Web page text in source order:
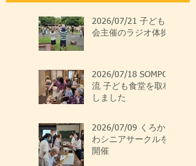
2026/07/21 子ども
会主催のラジオ体操
2026/07/18 SOMPO
流 子ども食堂を取材
しました
2026/07/09 くろか
わシニアサークルを
開催